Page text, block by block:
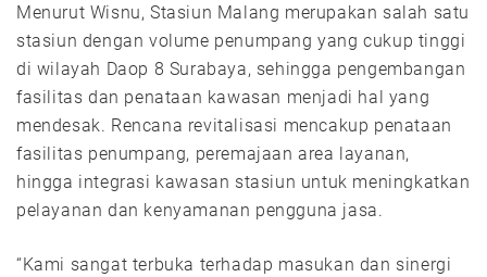
Menurut Wisnu, Stasiun Malang merupakan salah satu
stasiun dengan volume penumpang yang cukup tinggi
di wilayah Daop 8 Surabaya, sehingga pengembangan
fasilitas dan penataan kawasan menjadi hal yang
mendesak. Rencana revitalisasi mencakup penataan
fasilitas penumpang, peremajaan area layanan,
hingga integrasi kawasan stasiun untuk meningkatkan
pelayanan dan kenyamanan pengguna jasa.
“Kami sangat terbuka terhadap masukan dan sinergi